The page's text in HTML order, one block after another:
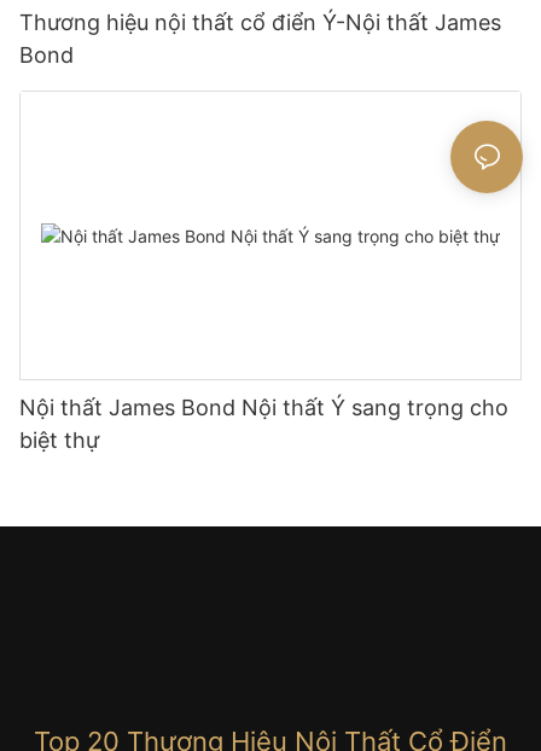
Thương hiệu nội thất cổ điển Ý-Nội thất James
Bond
Nội thất James Bond Nội thất Ý sang trọng cho
biệt thự
Top 20 Thương Hiệu Nội Thất Cổ Điển